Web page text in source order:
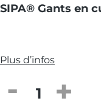
SIPA® Gants en
Plus d’infos
Quantité de